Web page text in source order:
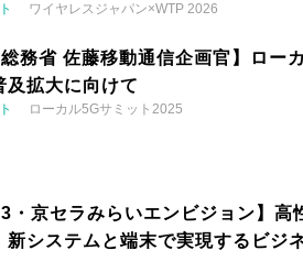
ワイヤレスジャパン×WTP 2026
総務省 佐藤移動通信企画官】ロー
及拡大に向けて
ローカル5Gサミット2025
3・京セラみらいエンビジョン】高
新システムと端末で実現するビジ